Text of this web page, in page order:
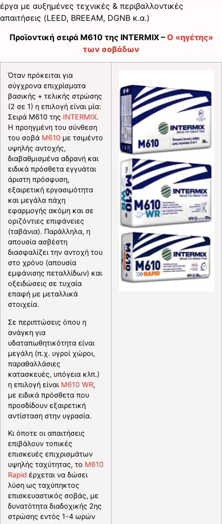
έργα με αυξημένες τεχνικές & περιβαλλοντικές
απαιτήσεις (LEED, BREEAM, DGNB κ.α.)
Προϊοντική σειρά Μ610 της INTERMIX – Ο «ηγέτης»
των σοβάδων
Όταν πρόκειται για
σύγχρονα επιχρίσματα
βασικής + τελικής στρώσης
(2 σε 1) η επιλογή είναι μία:
Σειρά Μ610 της INTERMIX.
Η προηγμένη του σύνθεση
του σοβά Μ610 με τσιμέντο
υψηλής αντοχής,
διαβαθμισμένα αδρανή και
ειδικά πρόσθετα εγγυάται
άριστη πρόσφυση,
εξαιρετική εργασιμότητα
και μεγάλα πάχη
εφαρμογής ακόμη και σε
οριζόντιες επιφάνειες
(ταβάνια). Παράλληλα, η
απουσία ασβέστη
διασφαλίζει την αντοχή του
στο χρόνο (απουσία
εμφάνισης πεταλλίδων) και
οξειδώσεις σε τυχαία
επαφή με μεταλλικά
στοιχεία.
Σε περιπτώσεις όπου η
ανάγκη για
υδαταπωθητικότητα είναι
μεγάλη (π.χ. υγροί χώροι,
παραθαλλάσιες
κατασκευές, υπόγεια κλπ.)
η επιλογή είναι M610 WR,
με ειδικά πρόσθετα που
προσδίδουν εξαιρετική
αντίσταση στην υγρασία.
Κι όποτε οι απαιτήσεις
επιβάλουν τοπικές
επισκευές επιχρισμάτων
υψηλής ταχύτητας, το Μ610
Rapid έρχεται να δώσει
λύση ως ταχύπηκτος
επισκευαστικός σοβάς, με
δυνατότητα διαδοχικής 2ης
στρώσης εντός 1-4 ωρών